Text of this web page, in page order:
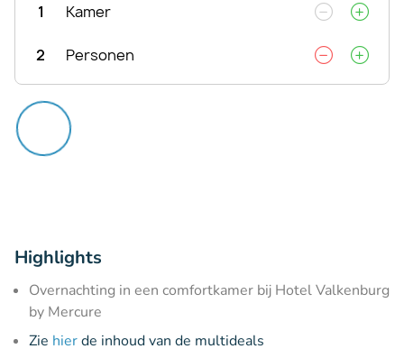
1 Kamer
2 Personen
Highlights
Overnachting in een comfortkamer bij Hotel Valkenburg
by Mercure
Zie hierde inhoud van de multideals